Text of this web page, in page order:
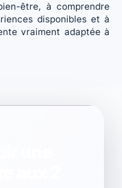
être, à comprendre
disponibles et à
vraiment adaptée à